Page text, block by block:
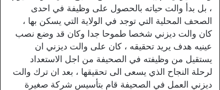
، بل بدأ والت حياته بالحصول على وظيفة في احدى
الصحف المحلية التي توجد في الولاية التي يسكن بها ،
كان والت ديزني شخصا طموحا جدا وكان قد وضع نصب
عينيه هدف يريد تحقيقه ، كان على والت ديزني ان
يستقيل من وظيفته في الصحيفة من اجل الاستعداد
لرحلة النجاح الذي يسعى الى تحقيقها ، بعد ان ترك والت
ديزني العمل في الصحيفة قام بتأسيس شركة صغيرة